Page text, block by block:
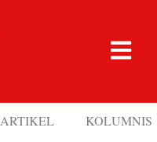
ARTIKEL KOLUMNIS